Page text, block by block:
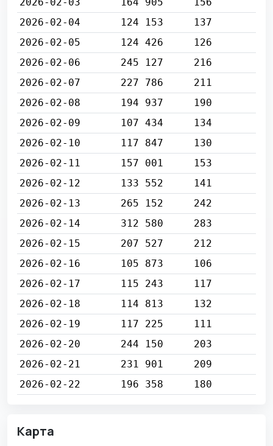
2026-02-03
164 905
156
2026-02-04
124 153
137
2026-02-05
124 426
126
2026-02-06
245 127
216
2026-02-07
227 786
211
2026-02-08
194 937
190
2026-02-09
107 434
134
2026-02-10
117 847
130
2026-02-11
157 001
153
2026-02-12
133 552
141
2026-02-13
265 152
242
2026-02-14
312 580
283
2026-02-15
207 527
212
2026-02-16
105 873
106
2026-02-17
115 243
117
2026-02-18
114 813
132
2026-02-19
117 225
111
2026-02-20
244 150
203
2026-02-21
231 901
209
2026-02-22
196 358 180
Карта